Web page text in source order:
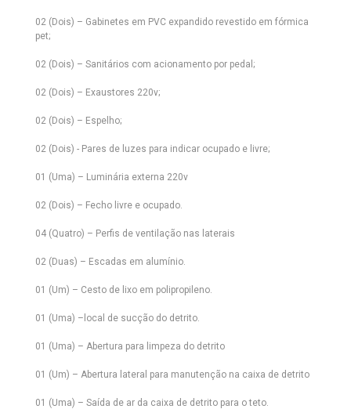
02 (Dois) – Gabinetes em PVC expandido revestido em fórmica
pet;
02 (Dois) – Sanitários com acionamento por pedal;
02 (Dois) – Exaustores 220v;
02 (Dois) – Espelho;
02 (Dois) - Pares de luzes para indicar ocupado e livre;
01 (Uma) – Luminária externa 220v
02 (Dois) – Fecho livre e ocupado.
04 (Quatro) – Perfis de ventilação nas laterais
02 (Duas) – Escadas em alumínio.
01 (Um) – Cesto de lixo em polipropileno.
01 (Uma) –local de sucção do detrito.
01 (Uma) – Abertura para limpeza do detrito
01 (Um) – Abertura lateral para manutenção na caixa de detrito
01 (Uma) – Saída de ar da caixa de detrito para o teto.